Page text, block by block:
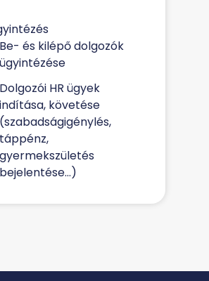
Be- és kilépő dolgozók
ügyintézése
Dolgozói HR ügyek
indítása, követése
(szabadságigénylés,
táppénz,
gyermekszületés
bejelentése…)